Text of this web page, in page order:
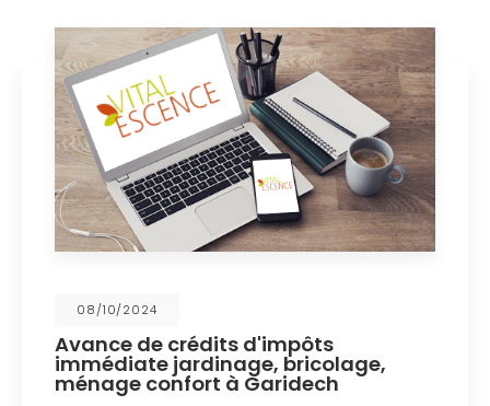
08/10/2024
Avance de crédits d'impôts
immédiate jardinage, bricolage,
ménage confort à Garidech